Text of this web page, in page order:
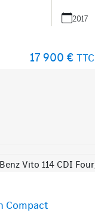
2017
17 900 € TTC
Compact